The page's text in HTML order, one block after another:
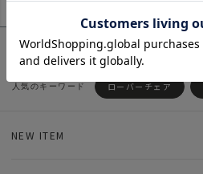
ローバーチェア
NEW ITEM